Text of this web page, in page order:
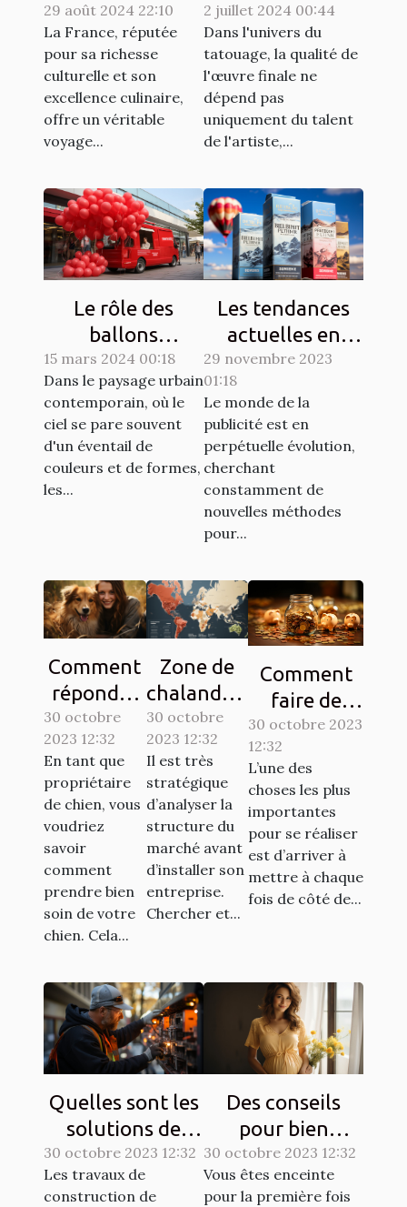
culinaires
régionales et
leur histoire
29 août 2024 22:10
La France, réputée
pour sa richesse
culturelle et son
excellence culinaire,
offre un véritable
voyage...
matériel de
tatouage en
parfait état
2 juillet 2024 00:44
Dans l'univers du
tatouage, la qualité de
l'œuvre finale ne
dépend pas
uniquement du talent
de l'artiste,...
Le rôle des
ballons
publicitaires
dans les
campagnes de
sensibilisation
15 mars 2024 00:18
Dans le paysage urbain
contemporain, où le
ciel se pare souvent
d'un éventail de
couleurs et de formes,
les...
Les tendances
actuelles en
matière de
ballons
publicitaires
hélium
29 novembre 2023
01:18
Le monde de la
publicité est en
perpétuelle évolution,
cherchant
constamment de
nouvelles méthodes
pour...
Comment
répondre
aux
besoins de
base de
votre
chien ?
30 octobre
2023 12:32
En tant que
propriétaire
de chien, vous
voudriez
savoir
comment
prendre bien
soin de votre
chien. Cela...
Zone de
chalandise
: qu’est-ce
que c’est ?
30 octobre
2023 12:32
Il est très
stratégique
d’analyser la
structure du
marché avant
d’installer son
entreprise.
Chercher et...
Comment
faire de
l’économie ?
Tout savoir.
30 octobre 2023
12:32
L’une des
choses les plus
importantes
pour se réaliser
est d’arriver à
mettre à chaque
fois de côté de...
Quelles sont les
solutions de
sécurisation
d’un chantier ?
30 octobre 2023 12:32
Les travaux de
construction de
Des conseils
pour bien
entretenir une
grossesse ?
30 octobre 2023 12:32
Vous êtes enceinte
pour la première fois